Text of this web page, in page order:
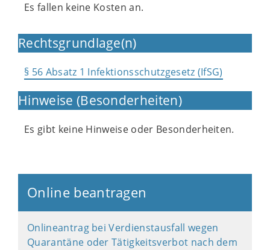
Es fallen keine Kosten an.
Rechtsgrundlage(n)
§ 56 Absatz 1 Infektionsschutzgesetz (IfSG)
Hinweise (Besonderheiten)
Es gibt keine Hinweise oder Besonderheiten.
Online beantragen
Onlineantrag bei Verdienstausfall wegen
Quarantäne oder Tätigkeitsverbot nach dem